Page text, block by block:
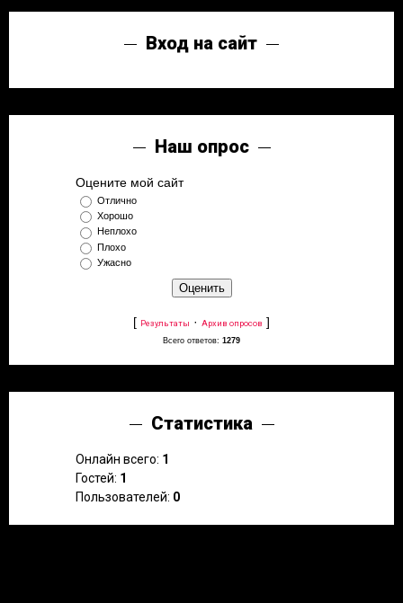
Вход на сайт
Наш опрос
Оцените мой сайт
Отлично
Хорошо
Неплохо
Плохо
Ужасно
[ Результаты · Архив опросов ]
Всего ответов: 1279
Статистика
Онлайн всего: 1
Гостей: 1
Пользователей: 0